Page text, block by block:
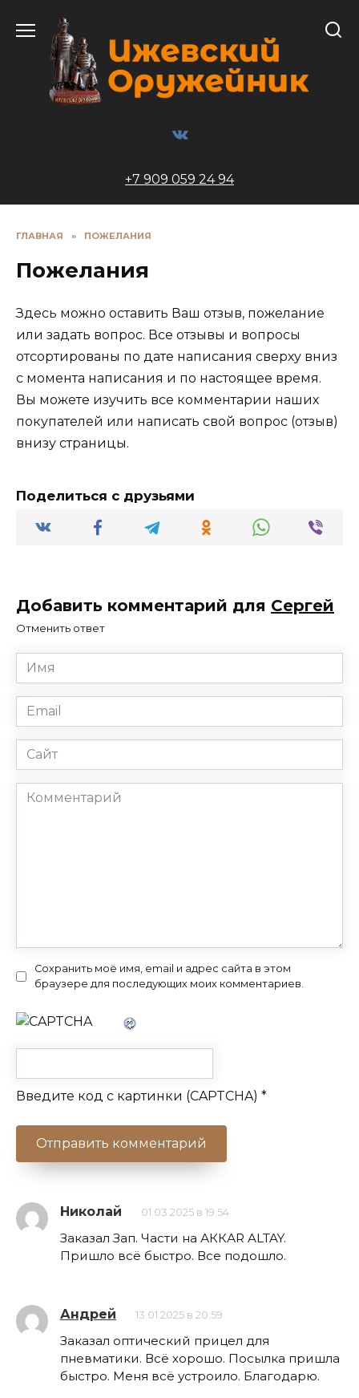
содержанию
+7 909 059 24 94
ГЛАВНАЯ » ПОЖЕЛАНИЯ
Пожелания
Здесь можно оставить Ваш отзыв, пожелание
или задать вопрос. Все отзывы и вопросы
отсортированы по дате написания сверху вниз
с момента написания и по настоящее время.
Вы можете изучить все комментарии наших
покупателей или написать свой вопрос (отзыв)
внизу страницы.
Поделиться с друзьями
Добавить комментарий для Сергей
Отменить ответ
Имя
*
Email
*
Сайт
Комментарий
Сохранить моё имя, email и адрес сайта в этом
браузере для последующих моих комментариев.
Введите код с картинки (CAPTCHA) *
Николай 01.03.2025 в 19:54
Заказал Зап. Части на АККАR ALTAY.
Пришло всё быстро. Все подошло.
Андрей 13.01.2025 в 20:59
Заказал оптический прицел для
пневматики. Всё хорошо. Посылка пришла
быстро. Меня всё устроило. Благодарю.